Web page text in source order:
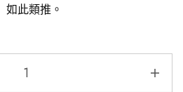
如此類推。